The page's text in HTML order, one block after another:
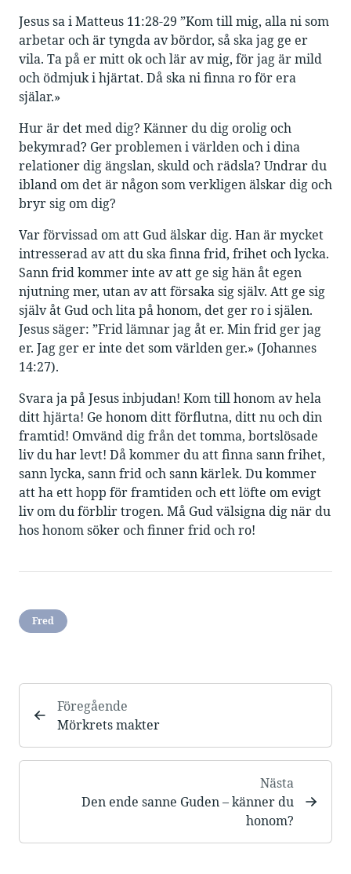
Jesus sa i Matteus 11:28-29 ”Kom till mig, alla ni som
arbetar och är tyngda av bördor, så ska jag ge er
vila. Ta på er mitt ok och lär av mig, för jag är mild
och ödmjuk i hjärtat. Då ska ni finna ro för era
själar.»
Hur är det med dig? Känner du dig orolig och
bekymrad? Ger problemen i världen och i dina
relationer dig ängslan, skuld och rädsla? Undrar du
ibland om det är någon som verkligen älskar dig och
bryr sig om dig?
Var förvissad om att Gud älskar dig. Han är mycket
intresserad av att du ska finna frid, frihet och lycka.
Sann frid kommer inte av att ge sig hän åt egen
njutning mer, utan av att försaka sig själv. Att ge sig
själv åt Gud och lita på honom, det ger ro i själen.
Jesus säger: ”Frid lämnar jag åt er. Min frid ger jag
er. Jag ger er inte det som världen ger.» (Johannes
14:27).
Svara ja på Jesus inbjudan! Kom till honom av hela
ditt hjärta! Ge honom ditt förflutna, ditt nu och din
framtid! Omvänd dig från det tomma, bortslösade
liv du har levt! Då kommer du att finna sann frihet,
sann lycka, sann frid och sann kärlek. Du kommer
att ha ett hopp för framtiden och ett löfte om evigt
liv om du förblir trogen. Må Gud välsigna dig när du
hos honom söker och finner frid och ro!
Fred
Föregående
Mörkrets makter
Nästa
Den ende sanne Guden – känner du
honom?